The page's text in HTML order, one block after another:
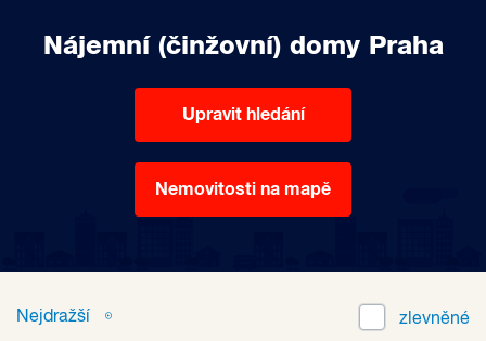
Nájemní (činžovní) domy Praha
Upravit hledání
Nemovitosti na mapě
Nejdražší zlevněné